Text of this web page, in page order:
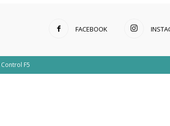
FACEBOOK
Control F5